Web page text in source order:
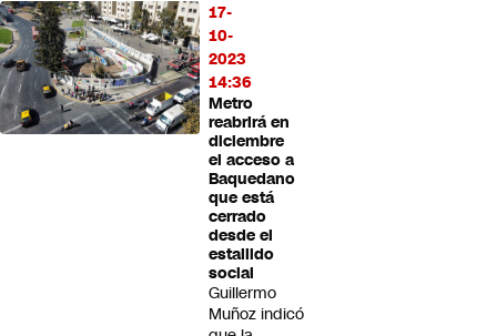
17-
10-
2023
14:36
Metro
reabrirá en
diciembre
el acceso a
Baquedano
que está
cerrado
desde el
estallido
social
Guillermo
Muñoz indicó